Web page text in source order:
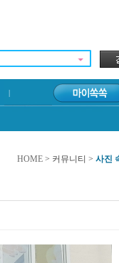
HOME > 커뮤니티 > 사진